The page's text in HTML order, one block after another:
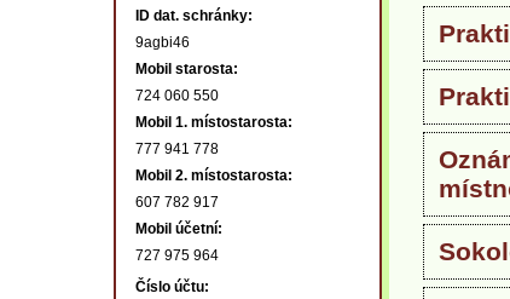
ID dat. schránky:
9agbi46
Mobil starosta:
724 060 550
Mobil 1. místostarosta:
777 941 778
Mobil 2. místostarosta:
607 782 917
Mobil účetní:
727 975 964
Číslo účtu: